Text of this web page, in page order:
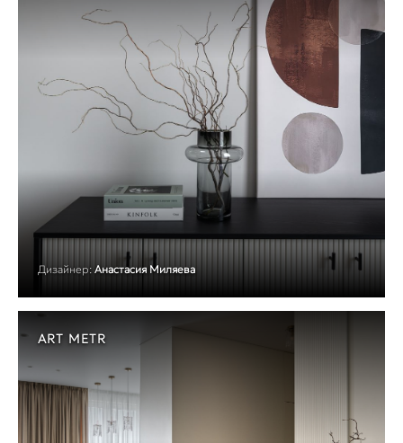
Дизайнер: Анастасия Миляева
ART METR